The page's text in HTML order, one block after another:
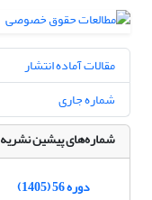
مقالات آماده انتشار
شماره جاری
شماره‌های پیشین نشریه
دوره 56 (1405)